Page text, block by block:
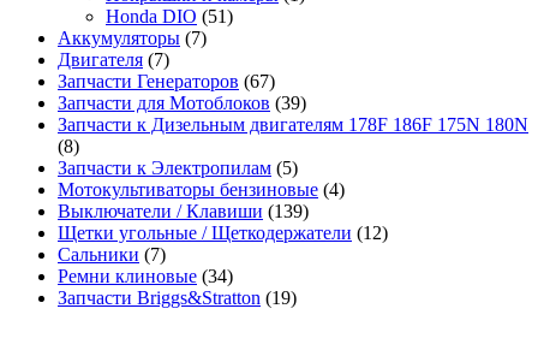
Honda DIO (51)
Аккумуляторы (7)
Двигателя (7)
Запчасти Генераторов (67)
Запчасти для Мотоблоков (39)
Запчасти к Дизельным двигателям 178F 186F 175N 180N
(8)
Запчасти к Электропилам (5)
Мотокультиваторы бензиновые (4)
Выключатели / Клавиши (139)
Щетки угольные / Щеткодержатели (12)
Сальники (7)
Ремни клиновые (34)
Запчасти Briggs&Stratton (19)